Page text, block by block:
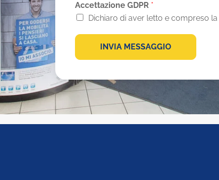
Accettazione GDPR *
Dichiaro di aver letto e compreso la
INVIA MESSAGGIO